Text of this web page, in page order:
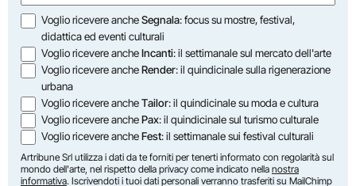
Opzioni
Voglio ricevere ancheSegnala: focus su mostre, festival,
didattica ed eventi culturali
Voglio ricevere ancheIncanti: il settimanale sul mercato dell'arte
Voglio ricevere ancheRender: il quindicinale sulla rigenerazione
urbana
Voglio ricevere ancheTailor: il quindicinale su moda e cultura
Voglio ricevere anchePax: il quindicinale sul turismo culturale
Voglio ricevere ancheFest: il settimanale sui festival culturali
Artribune Srl utilizza i dati da te forniti per tenerti informato con regolarità sul
mondo dell'arte, nel rispetto della privacy come indicato nella nostra
informativa. Iscrivendoti i tuoi dati personali verranno trasferiti su MailChimp